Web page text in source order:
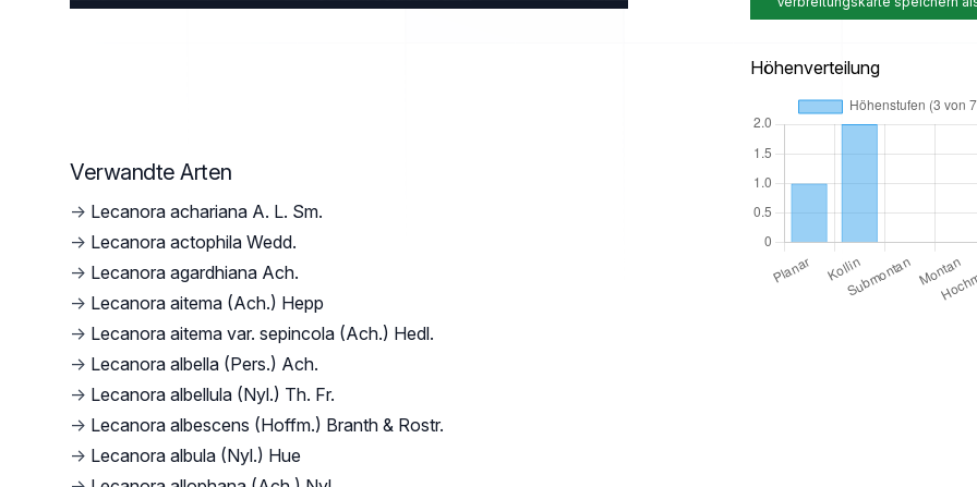
Höhenverteilung
Verwandte Arten
→ Lecanora achariana A. L. Sm.
→ Lecanora actophila Wedd.
→ Lecanora agardhiana Ach.
→ Lecanora aitema (Ach.) Hepp
→ Lecanora aitema var. sepincola (Ach.) Hedl.
→ Lecanora albella (Pers.) Ach.
→ Lecanora albellula (Nyl.) Th. Fr.
→ Lecanora albescens (Hoffm.) Branth & Rostr.
→ Lecanora albula (Nyl.) Hue